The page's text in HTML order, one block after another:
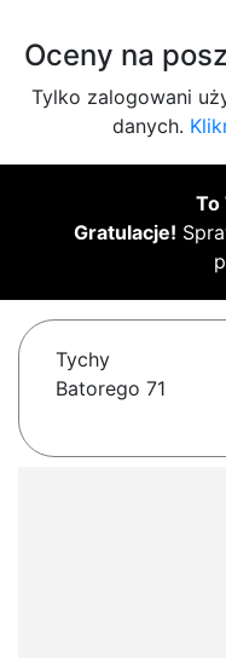
Oceny na
Tylko zalogowani
danych.
To
Gratulacje!
Tychy
Batorego 71